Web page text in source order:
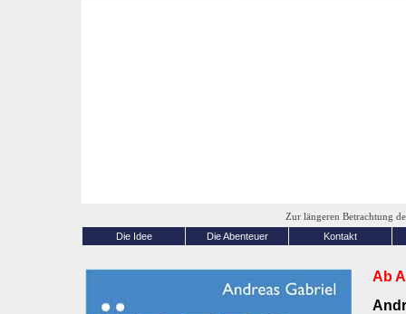
Zur längeren Betrachtung
Die Idee Die Abenteuer Kontakt
Ab